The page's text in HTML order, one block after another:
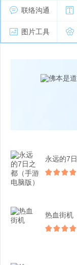
联络沟通
图片工具
热血街机